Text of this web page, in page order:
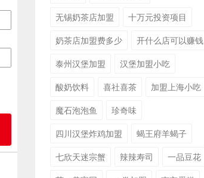
无锡奶茶店加盟
十万元投资项目
奶茶店加盟费多少
开什么店可以赚钱
泰州汉堡加盟
汉堡加盟小吃
酸奶饮料
喜社喜茶
加盟上海小吃
魔石泡泡鱼
珍奇味
四川汉堡炸鸡加盟
蝎王府羊蝎子
七欣天迷宗蟹
辣辣寿司
一品豆花